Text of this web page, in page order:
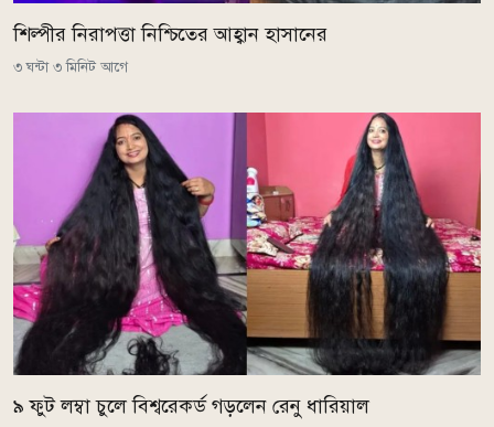
শিল্পীর নিরাপত্তা নিশ্চিতের আহ্বান হাসানের
৩ ঘন্টা ৩ মিনিট আগে
৯ ফুট লম্বা চুলে বিশ্বরেকর্ড গড়লেন রেনু ধারিয়াল